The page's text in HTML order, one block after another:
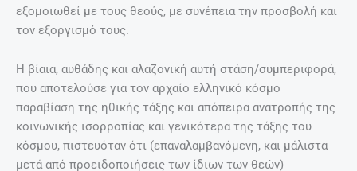
εξομοιωθεί με τους θεούς, με συνέπεια την προσβολή και
τον εξοργισμό τους.
Η βίαια, αυθάδης και αλαζονική αυτή στάση/συμπεριφορά,
που αποτελούσε για τον αρχαίο ελληνικό κόσμο
παραβίαση της ηθικής τάξης και απόπειρα ανατροπής της
κοινωνικής ισορροπίας και γενικότερα της τάξης του
κόσμου, πιστευόταν ότι (επαναλαμβανόμενη, και μάλιστα
μετά από προειδοποιήσεις των ίδιων των θεών)